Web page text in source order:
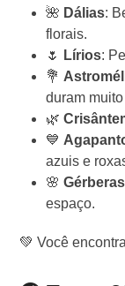
🌺 Dálias:
florais.
🌷
Lírios:
💐
duram
🌿
💙
azuis e
🌸Gérberas
espaço.
💚 Você